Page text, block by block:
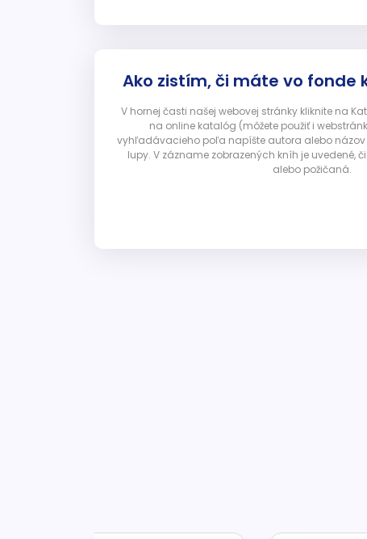
Ako zistím, či máte vo fonde
V hornej časti našej webovej stránky kliknite na
na online katalóg (môžete použiť i
vyhľadávacieho poľa napíšte autora alebo názov
lupy. V zázname zobrazených kníh je uvedené,
alebo požičaná.